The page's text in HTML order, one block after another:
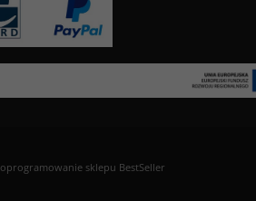
oprogramowanie sklepu BestSeller